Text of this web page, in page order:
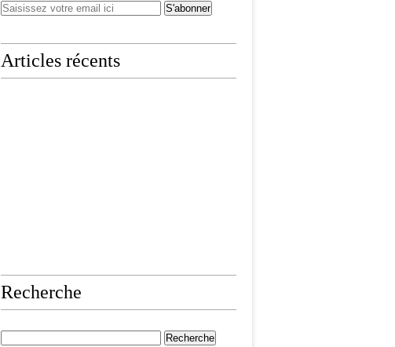
Articles récents
Recherche